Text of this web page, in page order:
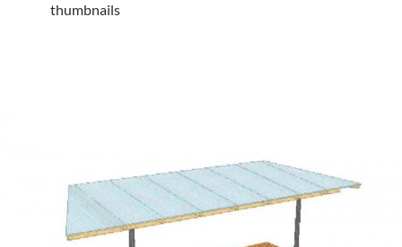
thumbnails